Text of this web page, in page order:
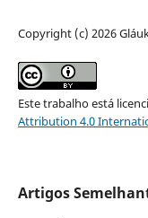
Copyright (c) 2026
Este trabalho está
Attribution 4.0
Artigos